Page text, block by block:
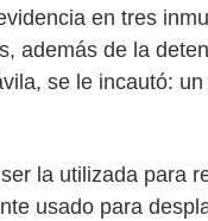
en tres
además de la
se le incautó:
la utilizada para
usado para